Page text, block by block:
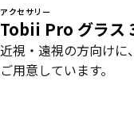
アクセサリー
Tobii Pro グラス
近視・遠視の方向けに
ご用意しています。